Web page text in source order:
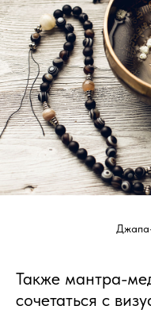
Также мантра-
сочетаться с